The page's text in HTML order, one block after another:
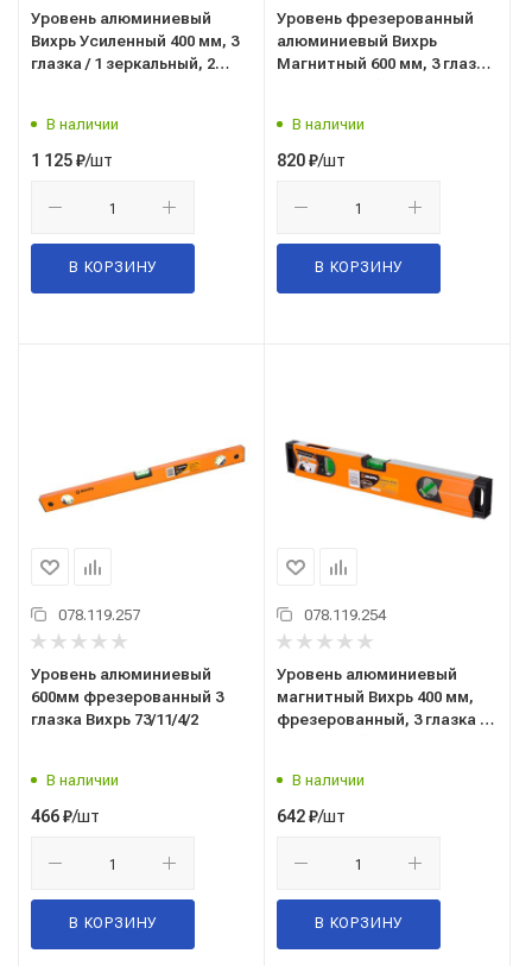
Уровень алюминиевый
Вихрь Усиленный 400 мм, 3
глазка / 1 зеркальный, 2
В наличии
1 125₽/шт
В КОРЗИНУ
Уровень фрезерованный
алюминиевый Вихрь
Магнитный 600 мм, 3 глазка
В наличии
820₽/шт
В КОРЗИНУ
078.119.257
Уровень алюминиевый
600мм фрезерованный 3
глазка Вихрь 73/11/4/2
В наличии
466₽/шт
В КОРЗИНУ
078.119.254
Уровень алюминиевый
магнитный Вихрь 400 мм,
фрезерованный, 3 глазка 1
В наличии
642₽/шт
В КОРЗИНУ